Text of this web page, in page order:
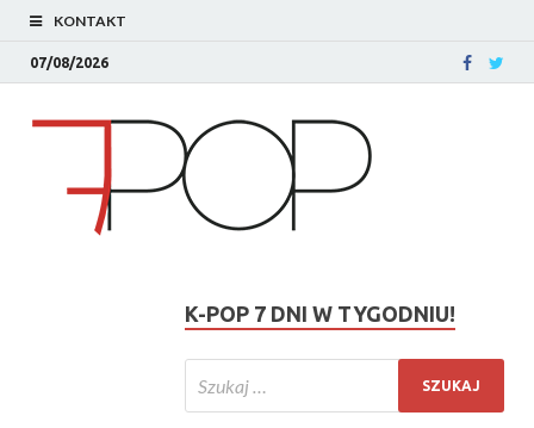
KONTAKT
07/08/2026
K-POP 7 DNI W TYGODNIU!